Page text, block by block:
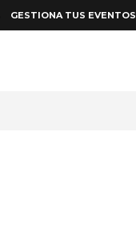
GESTIONA TUS EVENTOS